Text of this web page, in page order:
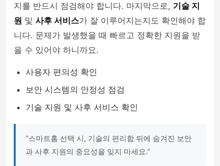
지를 반드시 점검해야 합니다. 마지막으로, 기술 지
원 및 사후 서비스가 잘 이루어지는지도 확인해야 합
니다. 문제가 발생했을 때 빠르고 정확한 지원을 받
을 수 있어야 하니까요.
사용자 편의성 확인
보안 시스템의 안정성 점검
기술 지원 및 사후 서비스 확인
“스마트홈 선택 시, 기술의 편리함 뒤에 숨겨진 보안
과 사후 지원의 중요성을 잊지 마세요.”